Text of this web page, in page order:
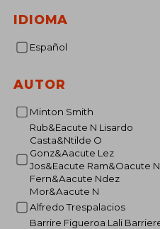
IDIOMA
Español
AUTOR
Minton Smith
Rub&Eacute N Lisardo
Casta&Ntilde O
Gonz&Aacute Lez
Jos&Eacute Ram&Oacute N
Fern&Aacute Ndez
Mor&Aacute N
Alfredo Trespalacios
Barrire Figueroa Lali Barriere